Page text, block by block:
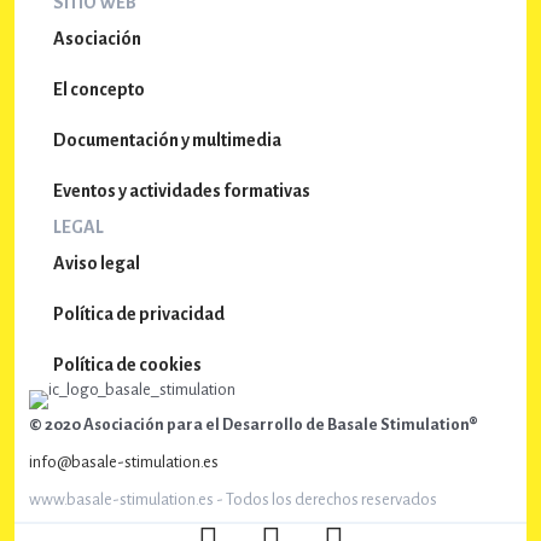
.
Asociación
El concepto
Documentación y multimedia
Eventos y actividades formativas
LEGAL
Aviso legal
Política de privacidad
Política de cookies
© 2020 Asociación para el Desarrollo de Basale Stimulation®
info@basale-stimulation.es
www.basale-stimulation.es - Todos los derechos reservados